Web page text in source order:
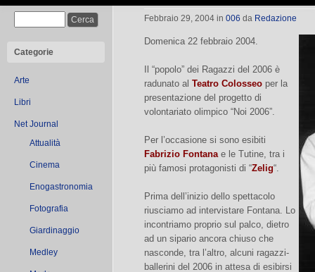
Categorie
Arte
Libri
Net Journal
Attualità
Cinema
Enogastronomia
Fotografia
Giardinaggio
Medley
Febbraio 29, 2004 in 006 da Redazione
Domenica 22 febbraio 2004.
Il “popolo” dei Ragazzi del 2006 è
radunato al Teatro Colosseo per la
presentazione del progetto di
volontariato olimpico “Noi 2006”.
Per l’occasione si sono esibiti
Fabrizio Fontanae le Tutine, tra i
più famosi protagonisti di “Zelig“.
Prima dell’inizio dello spettacolo
riusciamo ad intervistare Fontana. Lo
incontriamo proprio sul palco, dietro
ad un sipario ancora chiuso che
nasconde, tra l’altro, alcuni ragazzi-
ballerini del 2006 in attesa di esibirsi